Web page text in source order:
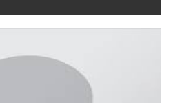
lớp 4, Toán lớp 5